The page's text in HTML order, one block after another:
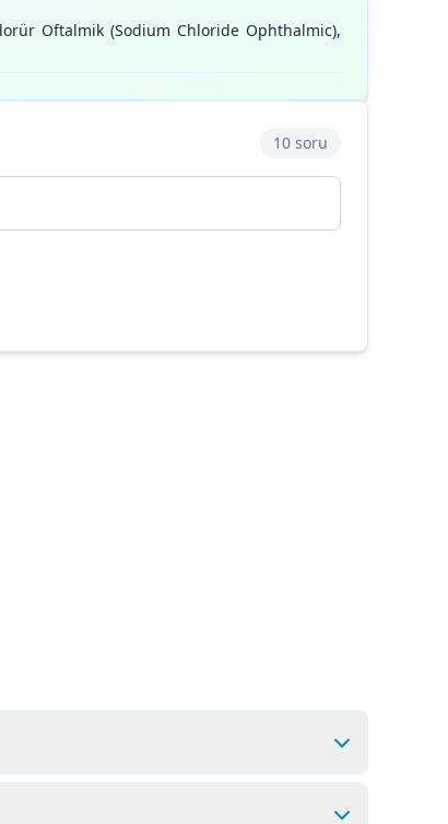
Oftalmik (Sodium Chloride Ophthalmic),
10 soru